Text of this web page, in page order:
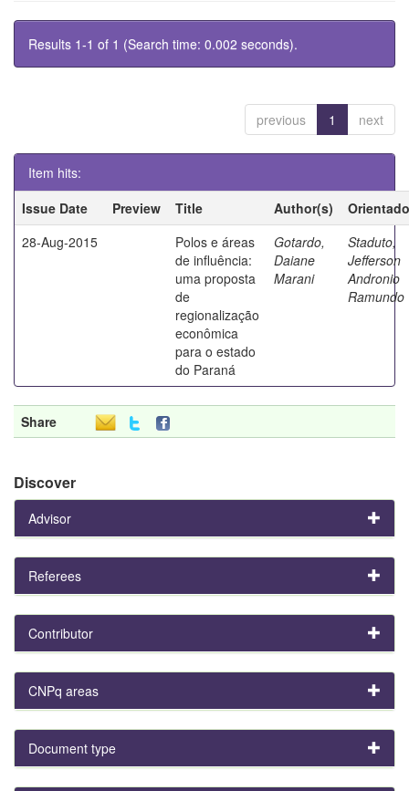
Results 1-1 of 1 (Search time: 0.002 seconds).
previous 1 next
Item hits:
Issue Date
Preview Title Author(s)
28-Aug-2015
Polos e áreas
de influência:
uma proposta
de
regionalização
econômica
para o estado
do Paraná
Gotardo,
Daiane
Marani
Staduto,
Jefferson
Andronio
Ramundo
Share
Discover
Advisor
Referees
Contributor
CNPq areas
Document type